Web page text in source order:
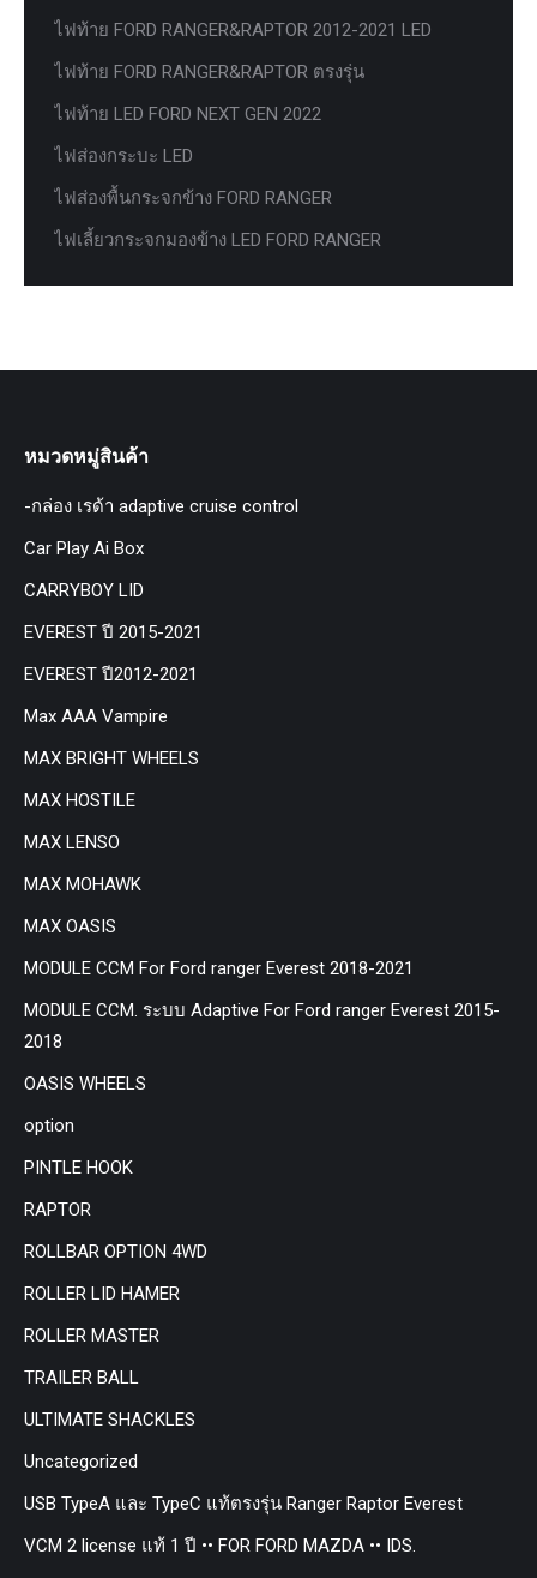
ไฟท้าย FORD RANGER&RAPTOR 2012-2021 LED
ไฟท้าย FORD RANGER&RAPTOR ตรงรุ่น
ไฟท้าย LED FORD NEXT GEN 2022
ไฟส่องกระบะ LED
ไฟส่องพื้นกระจกข้าง FORD RANGER
ไฟเลี้ยวกระจกมองข้าง LED FORD RANGER
หมวดหมู่สินค้า
-กล่อง เรด้า adaptive cruise control
Car Play Ai Box
CARRYBOY LID
EVEREST ปี 2015-2021
EVEREST ปี2012-2021
Max AAA Vampire
MAX BRIGHT WHEELS
MAX HOSTILE
MAX LENSO
MAX MOHAWK
MAX OASIS
MODULE CCM For Ford ranger Everest 2018-2021
MODULE CCM. ระบบ Adaptive For Ford ranger Everest 2015-
2018
OASIS WHEELS
option
PINTLE HOOK
RAPTOR
ROLLBAR OPTION 4WD
ROLLER LID HAMER
ROLLER MASTER
TRAILER BALL
ULTIMATE SHACKLES
Uncategorized
USB TypeA และ TypeC แท้ตรงรุ่น Ranger Raptor Everest
VCM 2 license แท้ 1 ปี •• FOR FORD MAZDA •• IDS.